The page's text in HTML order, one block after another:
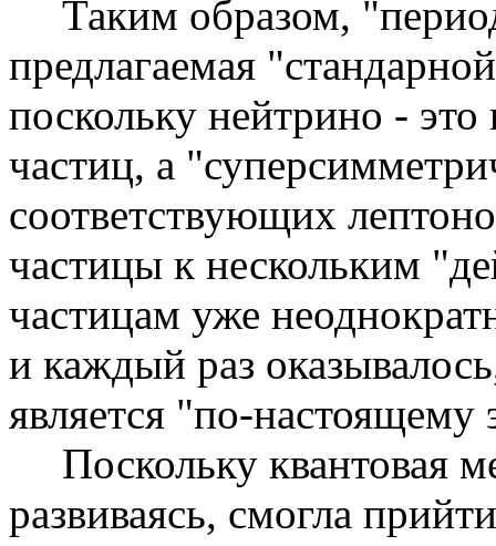
Таким образом,
предлагаемая
поскольку нейтрино - это
частиц, а
соответствующих
частицы к нескольким
частицам уже
и каждый раз
является "по-настоящему
Поскольку квантовая
развиваясь, смогла